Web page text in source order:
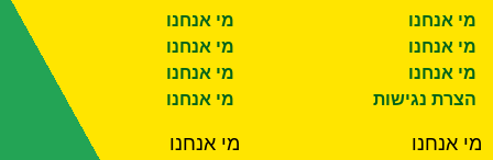
מי אנחנו
מי אנחנו
מי אנחנו
הצרת נגישות
מי אנחנו
מי אנחנו
מי אנחנו
מי אנחנו
מי אנחנו מי אנחנו